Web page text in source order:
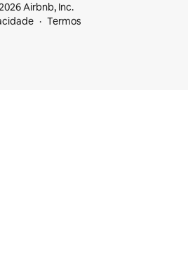
Airbnb, Inc.
Termos